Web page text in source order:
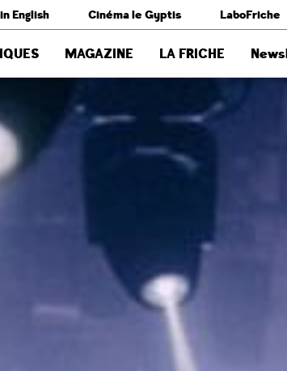
English Cinéma le Gyptis LaboFriche
MAGAZINE LA FRICHE